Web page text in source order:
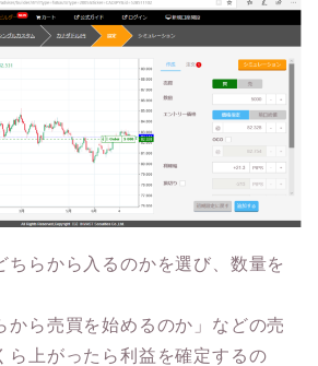
ちらから入るのかを選び、数量を
から売買を始めるのか」などの売
ら上がったら利益を確定するの